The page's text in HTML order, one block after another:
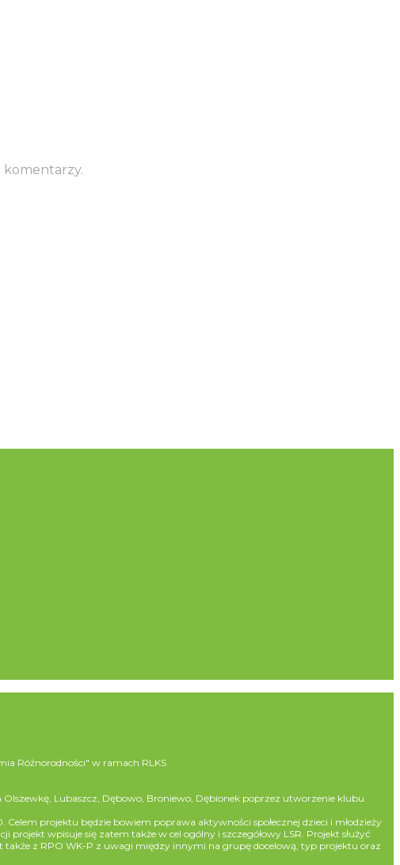
komentarzy.
Różnorodności" w ramach RLKS
Lubaszcz, Dębowo, Broniewo, Dębionek poprzez utworzenie klubu
projektu będzie bowiem poprawa aktywności społecznej dzieci i młodzieży
wpisuje się zatem także w cel ogólny i szczegółowy LSR. Projekt służyć
także z RPO WK-P z uwagi między innymi na grupę docelową, typ projektu oraz